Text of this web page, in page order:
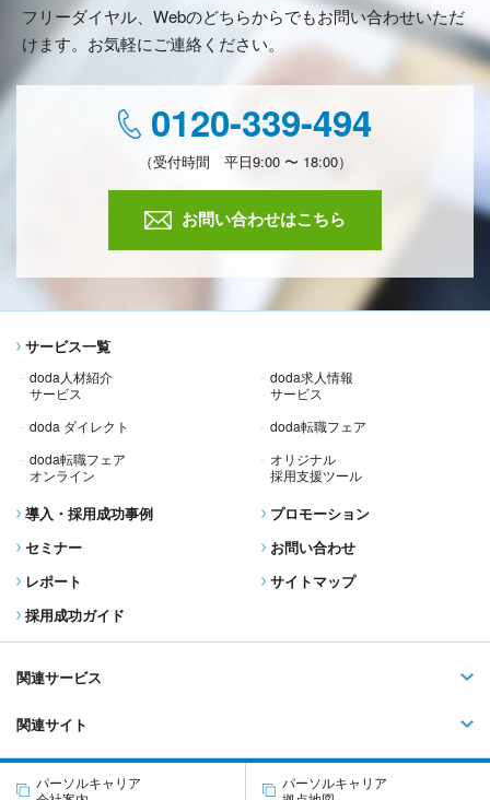
フリーダイヤル、Webのどちらからでもお問い合わせいただ
けます。お気軽にご連絡ください。
0120-339-494
（受付時間 平日9:00 〜 18:00）
お問い合わせはこちら
サービス一覧
doda人材紹介
サービス
doda求人情報
サービス
doda ダイレクト
doda転職フェア
doda転職フェア
オンライン
オリジナル
採用支援ツール
導入・採用成功事例
セミナー
レポート
採用成功ガイド
プロモーション
お問い合わせ
サイトマップ
関連サービス
関連サイト
パーソルキャリア
パーソルキャリア